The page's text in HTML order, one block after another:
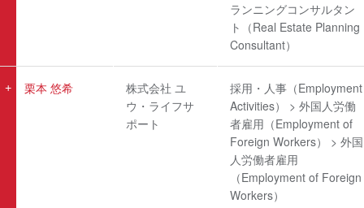
ランニングコンサルタン
ト（Real Estate Planning
Consultant）
栗本 悠希
株式会社 ユ
ウ・ライフサ
ポート
採用・人事（Employment
Activities） > 外国人労働
者雇用（Employment of
Foreign Workers） > 外国
人労働者雇用
（Employment of Foreign
Workers）